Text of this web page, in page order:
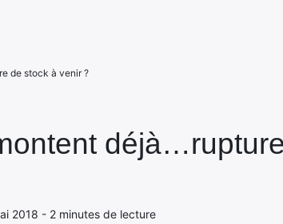
2018 - 2 minutes de lecture
de stock à venir ?